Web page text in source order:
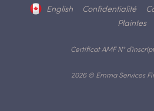
2026 © Emma Services
Certificat AMF N°
English Confidentialité
Plaintes